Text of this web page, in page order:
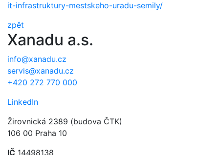
it-infrastruktury-mestskeho-uradu-semily/
zpět
Xanadu a.s.
info@xanadu.cz
servis@xanadu.cz
+420 272 770 000
LinkedIn
Žirovnická 2389 (budova ČTK)
106 00 Praha 10
IČ 14498138